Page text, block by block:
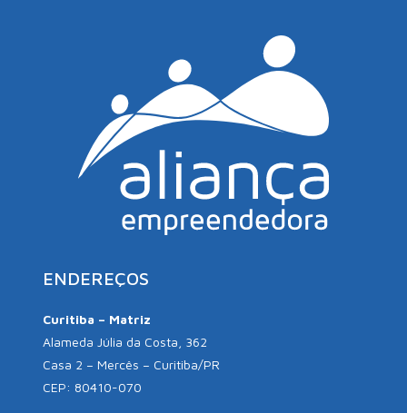
ENDEREÇOS
Curitiba – Matriz
Alameda Júlia da Costa, 362
Casa 2 – Mercês – Curitiba/PR
CEP: 80410-070